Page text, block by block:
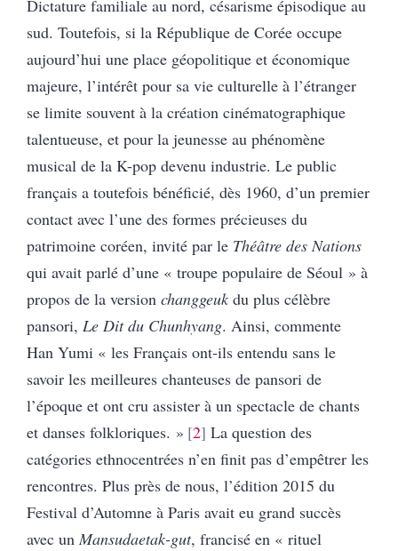
Dictature familiale au nord, césarisme épisodique au
sud. Toutefois, si la République de Corée occupe
aujourd’hui une place géopolitique et économique
majeure, l’intérêt pour sa vie culturelle à l’étranger
se limite souvent à la création cinématographique
talentueuse, et pour la jeunesse au phénomène
musical de la K-pop devenu industrie. Le public
français a toutefois bénéficié, dès 1960, d’un premier
contact avec l’une des formes précieuses du
patrimoine coréen, invité par le Théâtre des Nations
qui avait parlé d’une « troupe populaire de Séoul » à
propos de la version changgeuk du plus célèbre
pansori, Le Dit du Chunhyang. Ainsi, commente
Han Yumi « les Français ont-ils entendu sans le
savoir les meilleures chanteuses de pansori de
l’époque et ont cru assister à un spectacle de chants
et danses folkloriques. » 2 La question des
catégories ethnocentrées n’en finit pas d’empêtrer les
rencontres. Plus près de nous, l’édition 2015 du
Festival d’Automne à Paris avait eu grand succès
avec un Mansudaetak-gut, francisé en « rituel